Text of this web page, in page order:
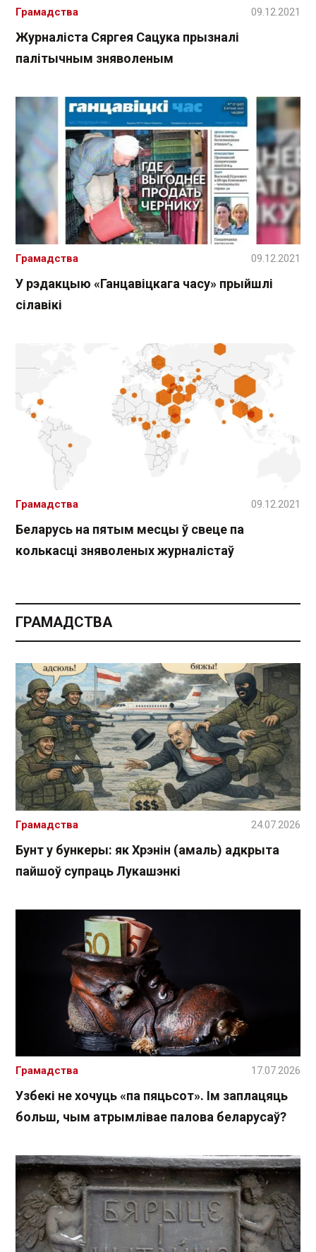
Журналіста Сяргея Сацука прызналі
палітычным зняволеным
Грамадства 09.12.2021
У рэдакцыю «Ганцавіцкага часу» прыйшлі
сілавікі
Грамадства 09.12.2021
Беларусь на пятым месцы ў свеце па
колькасці зняволеных журналістаў
Грамадства 09.12.2021
ГРАМАДСТВА
Бунт у бункеры: як Хрэнін (амаль) адкрыта
пайшоў супраць Лукашэнкі
Грамадства 24.07.2026
Узбекі не хочуць «па пяцьсот». Ім заплацяць
больш, чым атрымлівае палова беларусаў?
Грамадства 17.07.2026